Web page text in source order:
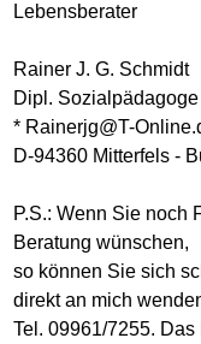
Lebensberater
Rainer J. G. Schmidt
Dipl.
* Rainerjg@T-
D-94360 Mitterfels -
P.S.: Wenn Sie noch
Beratung wünschen,
so können Sie sich
direkt an mich
Tel. 09961/7255.